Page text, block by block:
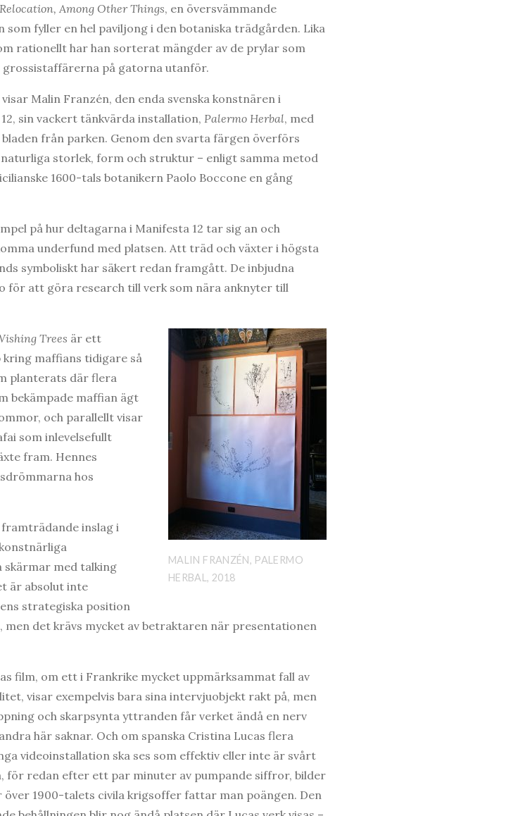
Relocation, Among Other Things, en översvämmande
som fyller en hel paviljong i den botaniska trädgården. Lika
rationellt har han sorterat mängder av de prylar som
på gatorna utanför.
Malin Franzén, den enda svenska konstnären i
sin vackert tänkvärda installation, Palermo Herbal, med
bladen från parken. Genom den svarta färgen överförs
storlek, form och struktur – enligt samma metod
1600-tals botanikern Paolo Boccone en gång
på hur deltagarna i Manifesta 12 tar sig an och
underfund med platsen. Att träd och växter i högsta
symboliskt har säkert redan framgått. De inbjudna
att göra research till verk som nära anknyter till
MALIN FRANZÉN, PALERMO
HERBAL, 2018
Trees är ett
maffians tidigare så
planterats där flera
bekämpade maffian ägt
och parallellt visar
som inlevelsefullt
fram. Hennes
hos
inslag i
skärmar med talking
är absolut inte
strategiska position
det krävs mycket av betraktaren när presentationen
film, om ett i Frankrike mycket uppmärksammat fall av
visar exempelvis bara sina intervjuobjekt rakt på, men
och skarpsynta yttranden får verket ändå en nerv
här saknar. Och om spanska Cristina Lucas flera
videoinstallation ska ses som effektiv eller inte är svårt
för redan efter ett par minuter av pumpande siffror, bilder
över 1900-talets civila krigsoffer fattar man poängen. Den